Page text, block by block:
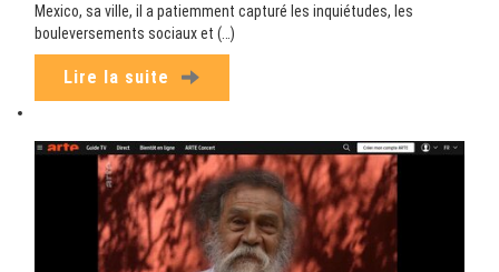
Mexico, sa ville, il a patiemment capturé les inquiétudes, les
bouleversements sociaux et (…)
Lire la suite